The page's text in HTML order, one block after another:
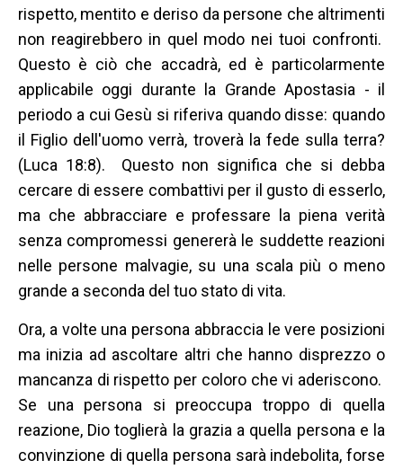
rispetto, mentito e deriso da persone che altrimenti
non reagirebbero in quel modo nei tuoi confronti.
Questo è ciò che accadrà, ed è particolarmente
applicabile oggi durante la Grande Apostasia - il
periodo a cui Gesù si riferiva quando disse: quando
il Figlio dell'uomo verrà, troverà la fede sulla terra?
(Luca 18:8). Questo non significa che si debba
cercare di essere combattivi per il gusto di esserlo,
ma che abbracciare e professare la piena verità
senza compromessi genererà le suddette reazioni
nelle persone malvagie, su una scala più o meno
grande a seconda del tuo stato di vita.
Ora, a volte una persona abbraccia le vere posizioni
ma inizia ad ascoltare altri che hanno disprezzo o
mancanza di rispetto per coloro che vi aderiscono.
Se una persona si preoccupa troppo di quella
reazione, Dio toglierà la grazia a quella persona e la
convinzione di quella persona sarà indebolita, forse